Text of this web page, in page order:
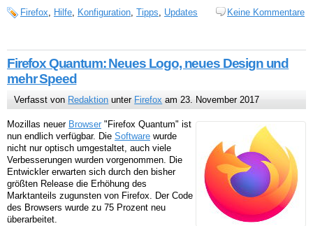
Firefox
Hilfe Konfiguration Tipps Updates Keine Kommentare
Firefox Quantum: Neues Logo, neues Design und
mehr Speed
Verfasst von Redaktion unter Firefox am 23. November 2017
Mozillas neuer Browser "Firefox Quantum" ist
nun endlich verfügbar. Die Software wurde
nicht nur optisch umgestaltet, auch viele
Verbesserungen wurden vorgenommen. Die
Entwickler erwarten sich durch den bisher
größten Release die Erhöhung des
Marktanteils zugunsten von Firefox. Der Code
des Browsers wurde zu 75 Prozent neu
überarbeitet.